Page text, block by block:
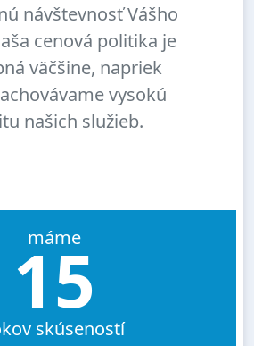
návštevnosť Vášho
cenová politika je
väčšine, napriek
vysokú
našich služieb.
máme
15
skúseností